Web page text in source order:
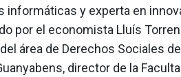
informáticas y experta en
por el economista Lluís
área de Derechos Sociales
director de la